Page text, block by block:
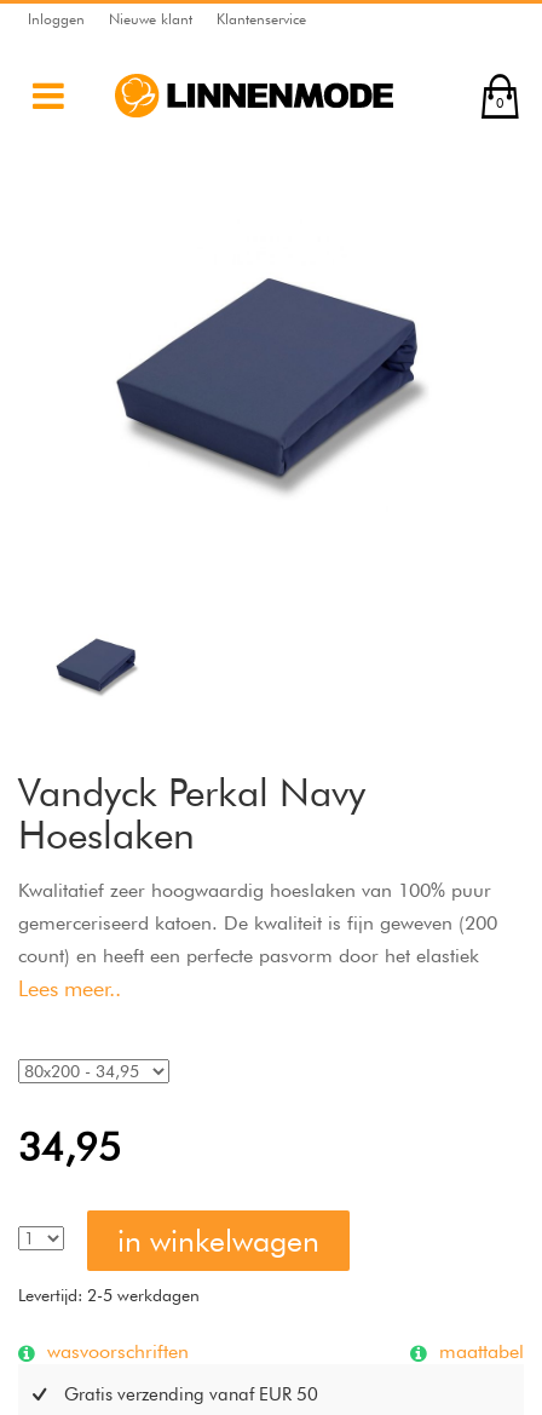
Inloggen Nieuwe klant Klantenservice
0
Vandyck Perkal Navy
Hoeslaken
Kwalitatief zeer hoogwaardig hoeslaken van 100% puur
gemerceriseerd katoen. De kwaliteit is fijn geweven (200
count) en heeft een perfecte pasvorm door het elastiek
rondom en is geschikt voor matrassen tot 24 cm hoog.
Lees meer..
34,95
in winkelwagen
Levertijd: 2-5 werkdagen
wasvoorschriften maattabel
Gratis verzending vanaf EUR 50